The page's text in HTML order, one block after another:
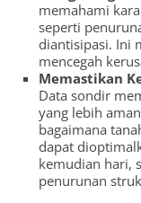
memahami
seperti
diantisipasi. Ini
mencegah
Memastikan
Data sondir
yang lebih
bagaimana
dapat
kemudian hari,
penurunan